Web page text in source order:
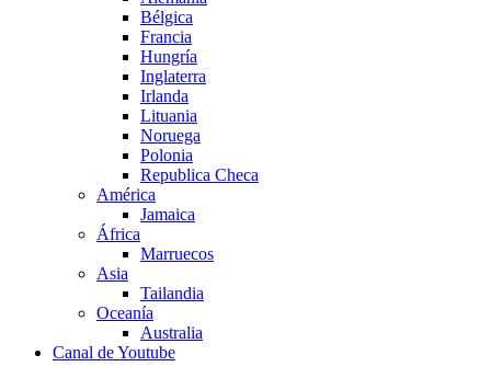
Bélgica
Francia
Hungría
Inglaterra
Irlanda
Lituania
Noruega
Polonia
Republica Checa
América
Jamaica
África
Marruecos
Asia
Tailandia
Oceanía
Australia
Canal de Youtube